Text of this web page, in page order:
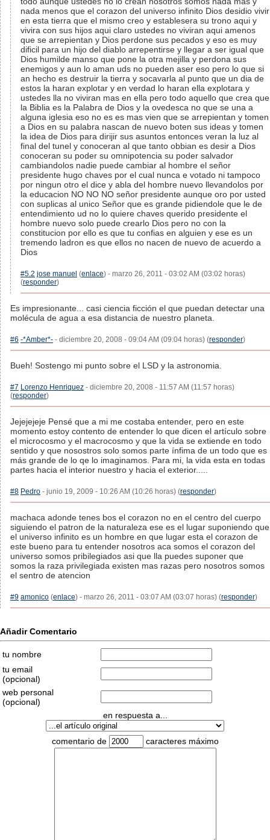
nada menos que el corazon del universo infinito Dios desidio vivir
en esta tierra que el mismo creo y establesera su trono aqui y
vivira con sus hijos aqui claro ustedes no viviran aqui amenos
que se arrepientan y Dios perdone sus pecados y eso es muy
dificil para un hijo del diablo arrepentirse y llegar a ser igual que
Dios humilde manso que pone la otra mejilla y perdona sus
enemigos y aun lo aman uds no pueden aser eso pero lo que si
an hecho es destruir la tierra y socavarla al punto que un dia de
estos la haran explotar y en verdad lo haran ella explotara y
ustedes lla no viviran mas en ella pero todo aquello que crea que
la Biblia es la Palabra de Dios y la ovedesca no que se una a
alguna iglesia eso no es es mas vien que se arrepientan y tomen
a Dios en su palabra nascan de nuevo boten sus ideas y tomen
la idea de Dios para dirijir sus asuntos entonces veran la luz al
final del tunel y conoceran al que tanto obbian es desir a Dios
conoceran su poder su omnipotencia su poder salvador
cambiandolos nadie puede cambiar al hombre el señor
presidente hugo chaves por el cual nunca e votado ni tampoco
por ningun otro el dice y abla del hombre nuevo llevandolos por
la educacion NO NO NO señor presidente aunque oro por usted
con suplicas al unico Señor que es grande pidiendole que le de
entendimiento ud no lo quiere chaves querido presidente el
hombre nuevo solo puede crearlo Dios pero no con la
constitucion por ello es que tu confias en alguien y ese es un
tremendo ladron es que ellos no nacen de nuevo de acuerdo a
Dios
#5.2 jose manuel (enlace) - marzo 26, 2011 - 03:02 AM (03:02 horas)
(responder)
Es impresionante... casi ciencia ficción el que puedan detectar una
molécula de agua a esa distancia de nuestro planeta.
#6 -*Amber*- - diciembre 20, 2008 - 09:04 AM (09:04 horas) (responder)
Bueh! Sostengo mi punto sobre el LSD y la astronomia.
#7 Lorenzo Henriquez - diciembre 20, 2008 - 11:57 AM (11:57 horas)
(responder)
Jejejejeje Pensé que a mi me costaba entender, pero en este
momento estoy contento de entender lo que dicen el artículo sobre
el microcosmo y el macrocosmo y que la vida se extiende en todo
sentido y que nosostros solo somos parte ínfima de un todo que es
más grande de lo qe lo imaginamos. Para mi, la vida esta en todas
partes hacia el interior nuestro y hacia el exterior.....
#8 Pedro - junio 19, 2009 - 10:26 AM (10:26 horas) (responder)
machaca adonde tenes bos el corazon no en el centro del cuerpo
siguiendo el patron de la naturaleza ese es el lugar suponiendo que
el universo infinito es un hombre en que lugar esta el corazon de
este bueno para tu entender nosotros aca somos el corazon del
universo somos pribilegiados asi que lla puedes suponer que
somos la raza privilegiada existen mas razas pero nosotros somos
el sentro de atencion
#9 amonico (enlace) - marzo 26, 2011 - 03:07 AM (03:07 horas) (responder)
Añadir Comentario
tu nombre
tu email
(opcional)
web personal
(opcional)
en respuesta a...
comentario de caracteres máximo